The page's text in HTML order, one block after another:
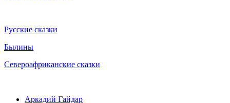
Русские сказки
Былины
Североафриканские сказки
Аркадий Гайдар